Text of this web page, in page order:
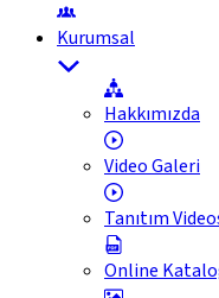
Kurumsal
Hakkımızda
Video Galeri
Tanıtım
Online